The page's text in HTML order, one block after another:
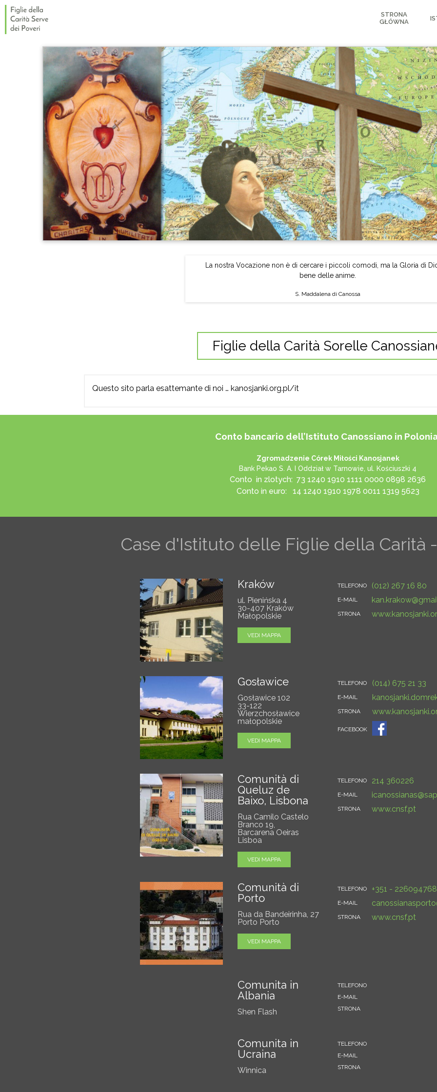
STRONA
GŁÓWNA
La nostra Vocazione non è di cercare i piccoli comodi, ma la Gloria di
bene delle anime.
S. Maddalena di Canossa
Figlie della Carità Sorelle
Questo sito parla esattemante di noi … kanosjanki.org.pl/it
Conto bancario dell’Istituto Canossiano in
Zgromadzenie Córek Miłości Kanosjanek
Bank Pekao S. A. I Oddział w Tarnowie, ul. Kościuszki 4
Conto in zlotych: 73 1240 1910 1111 0000 0898 2636
Conto in euro: 14 1240 1910 1978 0011 1319 5623
Case d'Istituto delle Figlie della Carità
Kraków
ul. Pienińska 4
30-407 Kraków
Małopolskie
VEDI MAPPA
TELEFONO (012) 267 16 80
E-MAIL
STRONA
Gosławice
Gosławice 102
33-122
Wierzchosławice
małopolskie
VEDI MAPPA
TELEFONO (014) 675 21 33
E-MAIL
STRONA
FACEBOOK
Comunità di
Queluz de
Baixo, Lisbona
Rua Camilo Castelo
Branco 19,
Barcarena Oeiras
Lisboa
VEDI MAPPA
TELEFONO 214 360226
E-MAIL
STRONA www.cnsf.pt
Comunità di
Porto
Rua da Bandeirinha, 27
Porto Porto
VEDI MAPPA
TELEFONO +351 - 226094768
E-MAIL
STRONA www.cnsf.pt
Comunita in
Albania
Shen Flash
TELEFONO
E-MAIL
STRONA
Comunita in
Ucraina
Winnica
TELEFONO
E-MAIL
STRONA